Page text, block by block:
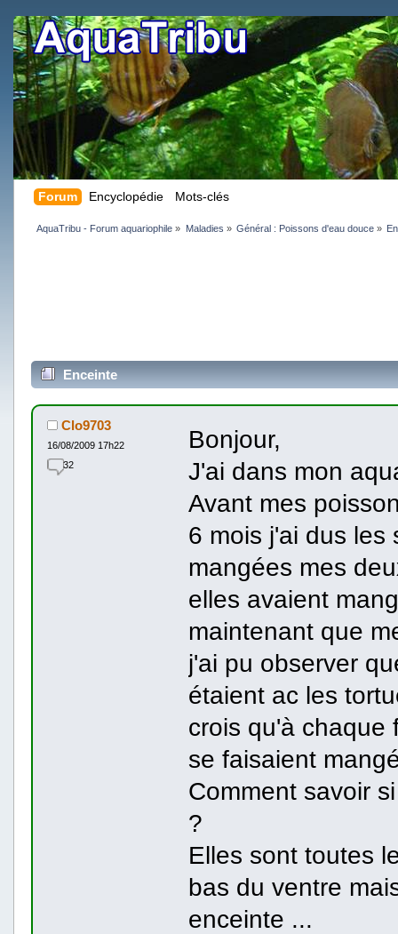
Forum Encyclopédie Mots-clés
AquaTribu - Forum aquariophile » Maladies » Général : Poissons d'eau douce»
Enceinte
Clo9703
16/08/2009 17h22
32
Bonjour,
J'ai dans mon
Avant mes
6 mois j'ai dus les
mangées mes
elles avaient
maintenant que
j'ai pu observer
étaient ac les
crois qu'à chaque
se faisaient
Comment savoir
?
Elles sont toutes
bas du ventre
enceinte ...